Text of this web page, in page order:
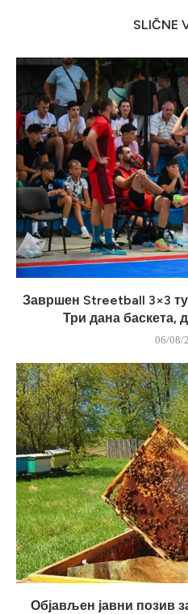
SLIČNE
Завршен Streetball 3×3
Три дана баскета,
06/08/
Објављен јавни позив